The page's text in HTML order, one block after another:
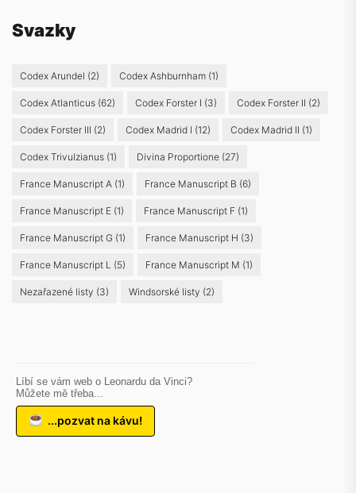
Svazky
Codex Arundel (2) Codex Ashburnham (1)
Codex Atlanticus (62) Codex Forster I (3) Codex Forster II (2)
Codex Forster III (2) Codex Madrid I (12) Codex Madrid II (1)
Codex Trivulzianus (1) Divina Proportione (27)
France Manuscript A (1) France Manuscript B (6)
France Manuscript E (1) France Manuscript F (1)
France Manuscript G (1) France Manuscript H (3)
France Manuscript L (5) France Manuscript M (1)
Nezařazené listy (3) Windsorské listy (2)
Líbí se vám web o Leonardu da Vinci?
Můžete mě třeba...
...pozvat na kávu!